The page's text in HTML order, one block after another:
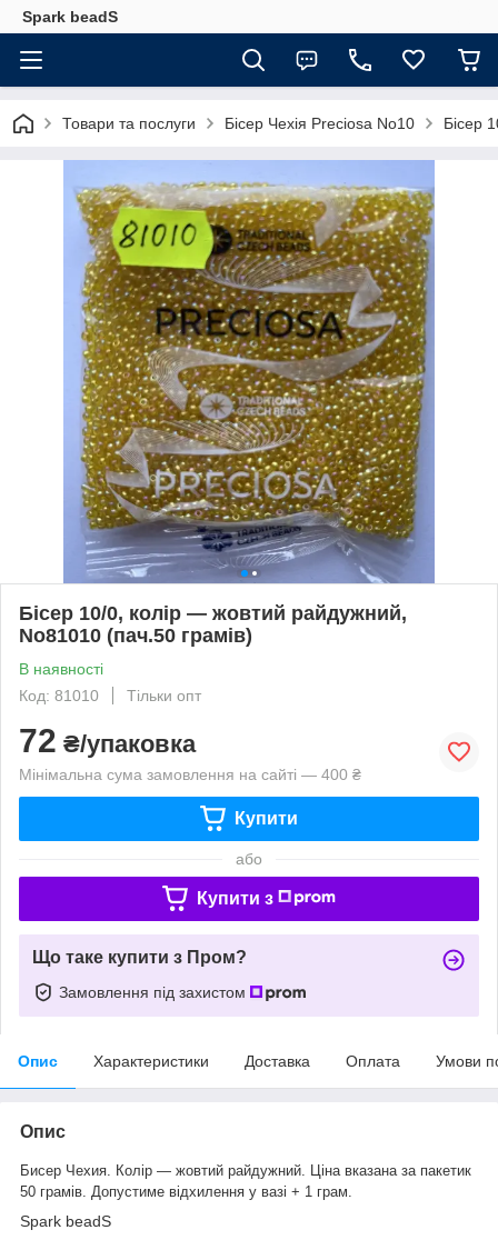
Spark beadS
Товари та послуги Бісер Чехія Preciosa No10 Бісер
Бісер 10/0, колір — жовтий райдужний,
No81010 (пач.50 грамів)
В наявності
Код: 81010
Тільки опт
72 ₴/упаковка
Мінімальна сума замовлення на сайті — 400 ₴
Купити
або
Купити з
Що таке купити з Пром?
Замовлення під захистом
Опис Характеристики Доставка Оплата Умови
Опис
Бисер Чехия. Колір — жовтий райдужний. Ціна вказана за пакетик
50 грамів. Допустиме відхилення у вазі + 1 грам.
Spark beadS